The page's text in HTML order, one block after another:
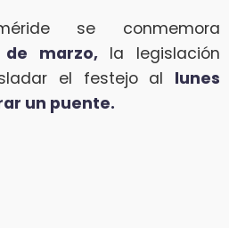
se conmemora
de marzo,la legislación
el festejo al lunes
un puente.